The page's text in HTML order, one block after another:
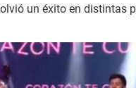
un éxito en distintas